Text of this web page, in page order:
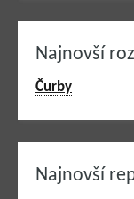
Najnovší
Čurby
Najnovší